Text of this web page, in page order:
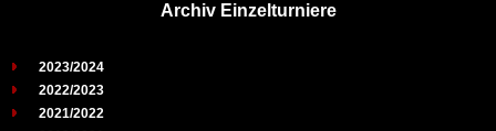
Archiv Einzelturniere
2023/2024
2022/2023
2021/2022